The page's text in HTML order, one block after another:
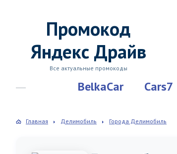
Промокод
Яндекс Драйв
Все актуальные промокоды
BelkaCar Cars7
Главная Делимобиль Города Делимобиль